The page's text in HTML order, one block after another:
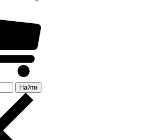
Найти